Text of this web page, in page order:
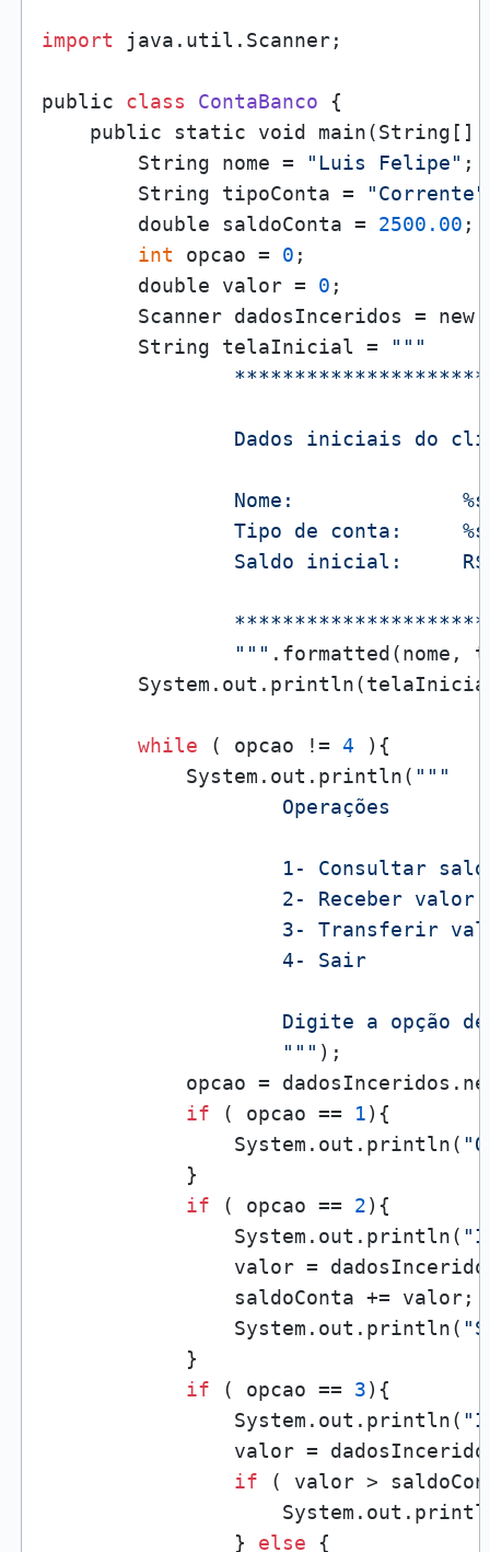
import java.util.Scanner;
public class ContaBanco {
public static void main(String[]
        String nome =
"Luis Felipe" ;
        String tipoConta =
"Corrente"
        double saldoConta =
2500.00 ;
int opcao = 0 ;
        double valor =
0 ;
Scanner dadosInceridos = new
        String telaInicial =
"""
Dados iniciais do
                Nome:              %s
                Tipo de conta:     %s
Saldo inicial:
                """
.formatted(nome,
while ( opcao != 4 ){
            System.out.println(
"""
                    Operações
1- Consultar
                    2- Receber valor
3- Transferir
                    4- Sair
Digite a opção
                    """
);
opcao =
if ( opcao == 1){
                System.out.println(
            }
if ( opcao == 2){
                System.out.println(
valor =
                saldoConta += valor;
                System.out.println(
            }
if ( opcao == 3){
                System.out.println(
valor =
if ( valor >
                }
else {